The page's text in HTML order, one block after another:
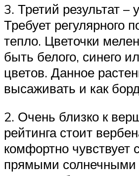
3. Третий результат –
Требует регулярного
тепло. Цветочки
быть белого, синего
цветов. Данное
высаживать и как
2. Очень близко к
рейтинга стоит
комфортно чувствует
прямыми солнечными